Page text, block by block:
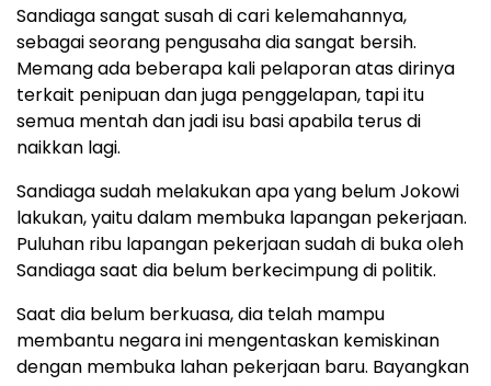
Sandiaga sangat susah di cari kelemahannya,
sebagai seorang pengusaha dia sangat bersih.
Memang ada beberapa kali pelaporan atas dirinya
terkait penipuan dan juga penggelapan, tapi itu
semua mentah dan jadi isu basi apabila terus di
naikkan lagi.
Sandiaga sudah melakukan apa yang belum Jokowi
lakukan, yaitu dalam membuka lapangan pekerjaan.
Puluhan ribu lapangan pekerjaan sudah di buka oleh
Sandiaga saat dia belum berkecimpung di politik.
Saat dia belum berkuasa, dia telah mampu
membantu negara ini mengentaskan kemiskinan
dengan membuka lahan pekerjaan baru. Bayangkan